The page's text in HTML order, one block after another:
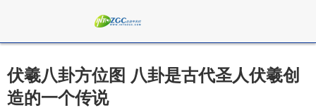
伏羲八卦方位图 八卦是古代圣人伏羲创
造的一个传说